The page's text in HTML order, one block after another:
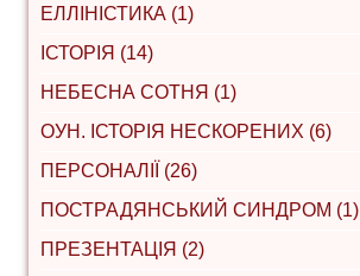
ЕЛЛІНІСТИКА (1)
ІСТОРІЯ (14)
НЕБЕСНА СОТНЯ (1)
ОУН. ІСТОРІЯ НЕСКОРЕНИХ (6)
ПЕРСОНАЛІЇ (26)
ПОСТРАДЯНСЬКИЙ СИНДРОМ (1)
ПРЕЗЕНТАЦІЯ (2)